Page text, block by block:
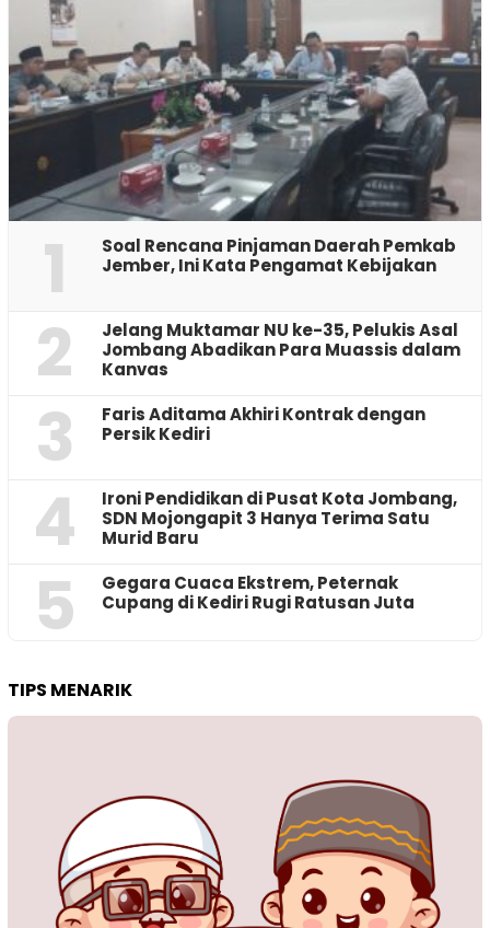
1
‎Soal Rencana Pinjaman Daerah Pemkab
Jember, Ini Kata Pengamat Kebijakan ‎
2
Jelang Muktamar NU ke-35, Pelukis Asal
Jombang Abadikan Para Muassis dalam
Kanvas
3
Faris Aditama Akhiri Kontrak dengan
Persik Kediri
4
Ironi Pendidikan di Pusat Kota Jombang,
SDN Mojongapit 3 Hanya Terima Satu
Murid Baru
5
‎Gegara Cuaca Ekstrem, Peternak
Cupang di Kediri Rugi Ratusan Juta
TIPS MENARIK